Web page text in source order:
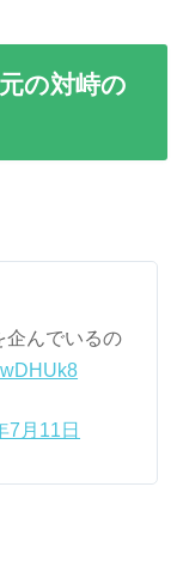
の対峙の
企んでいるの
7月11日